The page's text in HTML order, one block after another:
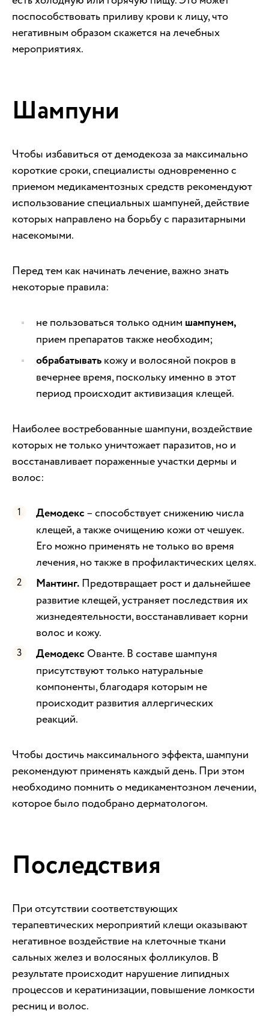
поспособствовать приливу крови к лицу, что
негативным образом скажется на лечебных
мероприятиях.
Шампуни
Чтобы избавиться от демодекоза за максимально
короткие сроки, специалисты одновременно с
приемом медикаментозных средств рекомендуют
использование специальных шампуней, действие
которых направлено на борьбу с паразитарными
насекомыми.
Перед тем как начинать лечение, важно знать
некоторые правила:
не пользоваться только одним шампунем,
прием препаратов также необходим;
обрабатывать кожу и волосяной покров в
вечернее время, поскольку именно в этот
период происходит активизация клещей.
Наиболее востребованные шампуни, воздействие
которых не только уничтожает паразитов, но и
восстанавливает пораженные участки дермы и
волос:
Демодекс – способствует снижению числа
клещей, а также очищению кожи от чешуек.
Его можно применять не только во время
лечения, но также в профилактических целях.
Мантинг. Предотвращает рост и дальнейшее
развитие клещей, устраняет последствия их
жизнедеятельности, восстанавливает корни
волос и кожу.
Демодекс Ованте. В составе шампуня
присутствуют только натуральные
компоненты, благодаря которым не
происходит развития аллергических
реакций.
Чтобы достичь максимального эффекта, шампуни
рекомендуют применять каждый день. При этом
необходимо помнить о медикаментозном лечении,
которое было подобрано дерматологом.
Последствия
При отсутствии соответствующих
терапевтических мероприятий клещи оказывают
негативное воздействие на клеточные ткани
сальных желез и волосяных фолликулов. В
результате происходит нарушение липидных
процессов и кератинизации, повышение ломкости
ресниц и волос.